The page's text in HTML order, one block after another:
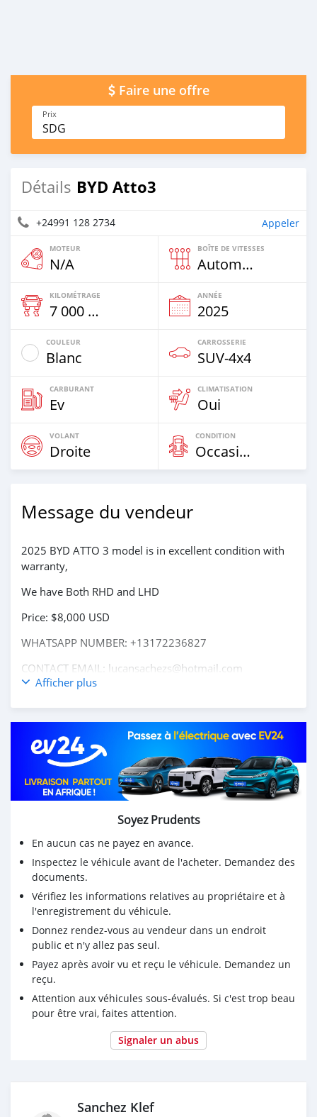
Faire une offre
Prix
SDG
Détails BYD Atto3
+24991 128 2734 Appeler
MOTEUR
N/A
BOÎTE DE VITESSES
Automatique
KILOMÉTRAGE
7 000 Km
ANNÉE
2025
COULEUR
Blanc
CARROSSERIE
SUV‒4x4
CARBURANT
Ev
CLIMATISATION
Oui
VOLANT
Droite
CONDITION
Occasion
Message du vendeur
2025 BYD ATTO 3 model is in excellent condition with
warranty,
We have Both RHD and LHD
Price: $8,000 USD
WHATSAPP NUMBER: +13172236827
CONTACT EMAIL: lucansachezs@hotmail.com
Afficher plus
Soyez Prudents
En aucun cas ne payez en avance.
Inspectez le véhicule avant de l'acheter. Demandez des
documents.
Vérifiez les informations relatives au propriétaire et à
l'enregistrement du véhicule.
Donnez rendez-vous au vendeur dans un endroit
public et n'y allez pas seul.
Payez après avoir vu et reçu le véhicule. Demandez un
reçu.
Attention aux véhicules sous-évalués. Si c'est trop beau
pour être vrai, faites attention.
Signaler un abus
Sanchez Klef